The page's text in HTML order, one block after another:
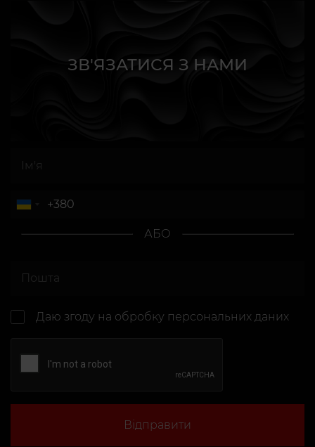
ЗВ'ЯЗАТИСЯ З НАМИ
АБО
Даю згоду на обробку персональних даних
Відправити